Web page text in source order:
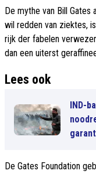
De mythe van Bill
wil redden van ziektes,
rijk der fabelen
dan een uiterst
Lees ook
IND-
De Gates Foundation